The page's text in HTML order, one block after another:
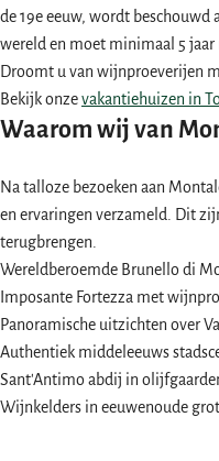
de 19e eeuw, wordt beschouwd
wereld en moet minimaal 5
Droomt u van wijnproeverijen
Bekijk onzevakantiehuizen in
Waarom wij van
Na talloze bezoeken aan
en ervaringen verzameld. Dit
terugbrengen.
Wereldberoemde Brunello di
Imposante Fortezza met
Panoramische uitzichten over
Authentiek middeleeuws
Sant'Antimo abdij in
Wijnkelders in eeuwenoude